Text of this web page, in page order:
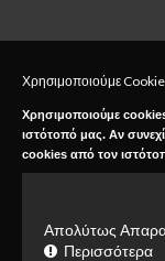
Χρησιμοποιούμε
Χρησιμοποιούμε
ιστότοπό μας. Αν
cookies από τον
Απολύτως
Περισσότερα